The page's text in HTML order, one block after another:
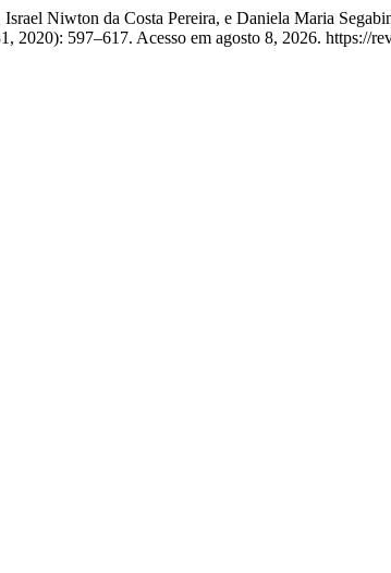
Israel Niwton da Costa Pereira, e Daniela Maria
2020): 597–617. Acesso em agosto 8, 2026. https://